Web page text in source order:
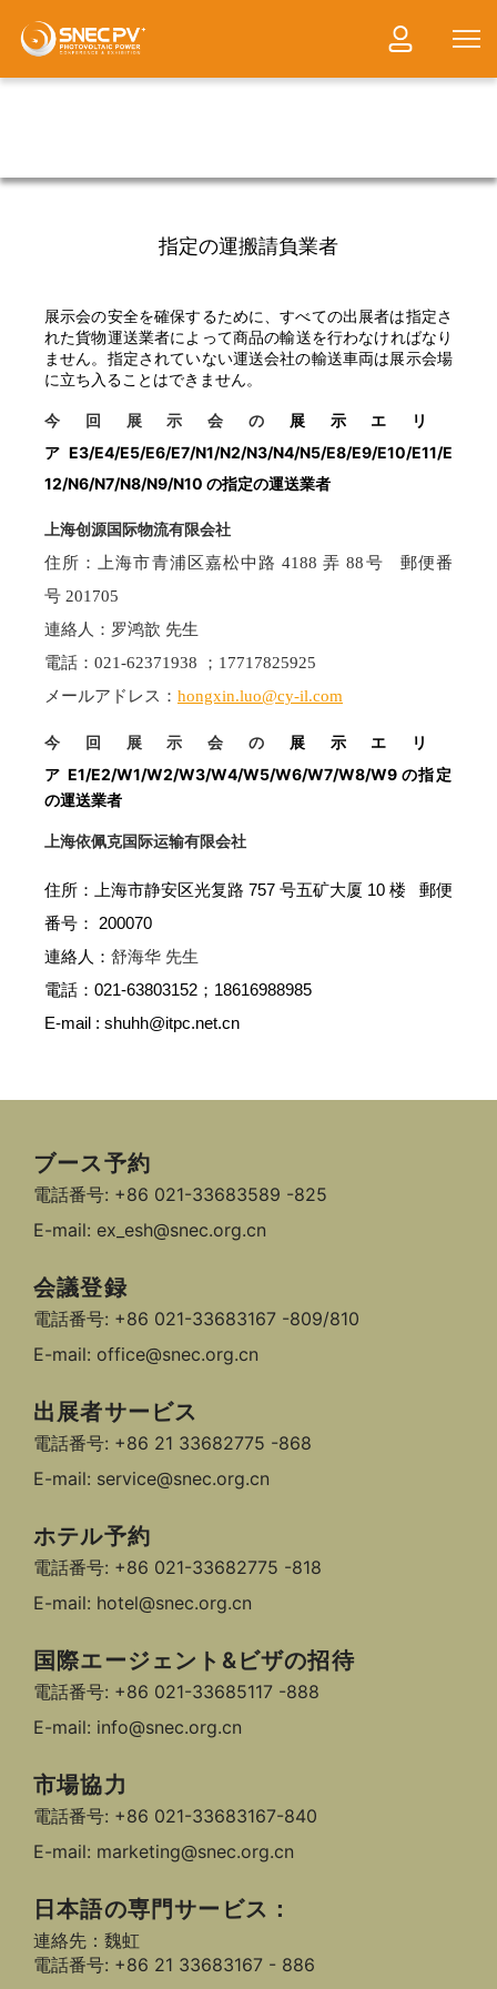
指定の運搬請負業者
展示会の安全を確保するために、すべての出展者は指定さ
れた貨物運送業者によって商品の輸送を行わなければなり
ません。 指定されていない運送会社の輸送車両は展示会場
に立ち入ることはできません。
今回展示会の 展示エリ
ア E3/E4/E5/E6/E7/N1/N2/N3/N4/N5/E8/E9/E10/E11/E
12/N6/N7/N8/N9/N10 の指定の運送業者
上海创源国际物流有限会社
住所：上海市青浦区嘉松中路 4188 弄 88号 郵便番
号 201705
連絡人：罗鸿歆 先生
電話： 021-62371938 ； 17717825925
メールアドレス： hongxin.luo@cy-il.com
今回展示会の 展示エリ
ア E1/E2/W1/W2/W3/W4/W5/W6/W7/W8/W9の指定
の運送業者
上海依佩克国际运输有限会社
住所：上海市静安区光复路 757 号五矿大厦 10 楼 郵便
番号： 200070
連絡人： 舒海华 先生
電話：021-63803152；18616988985
E-mail : shuhh@itpc.net.cn
ブース予約
電話番号: +86 021-33683589 -825
E-mail: ex_esh@snec.org.cn
会議登録
電話番号: +86 021-33683167 -809/810
E-mail: office@snec.org.cn
出展者サービス
電話番号: +86 21 33682775 -868
E-mail: service@snec.org.cn
ホテル予約
電話番号: +86 021-33682775 -818
E-mail: hotel@snec.org.cn
国際エージェント&ビザの招待
電話番号: +86 021-33685117 -888
E-mail: info@snec.org.cn
市場協力
電話番号: +86 021-33683167-840
E-mail: marketing@snec.org.cn
日本語の専門サービス：
連絡先：魏虹
電話番号: +86 21 33683167 - 886